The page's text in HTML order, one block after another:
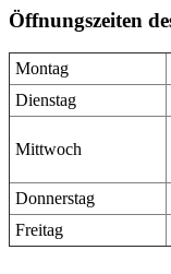
Öffnungszeiten
Montag
Dienstag
Mittwoch
Donnerstag
Freitag